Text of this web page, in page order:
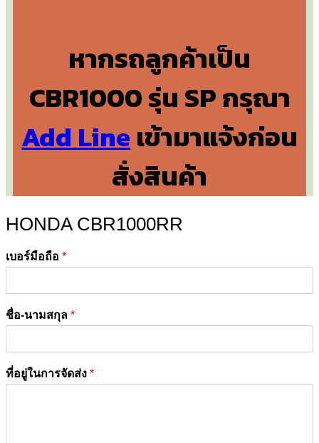
หากรถลูกค้าเป็น
CBR1000 รุ่น SP กรุณา
Add Lineเข้ามาแจ้งก่อน
สั่งสินค้า
HONDA CBR1000RR
เบอร์มือถือ *
ชื่อ-นามสกุล *
ที่อยู่ในการจัดส่ง *